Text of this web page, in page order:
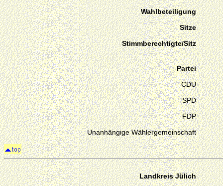
Wahlbeteiligung
Sitze
Stimmberechtigte/Sitz
Partei
CDU
SPD
FDP
Unanhängige Wählergemeinschaft
Landkreis Jülich